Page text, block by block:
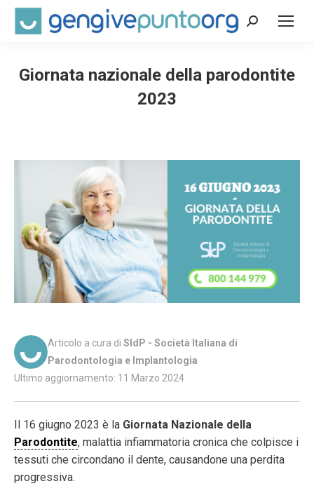
Cerca:
Giornata nazionale della parodontite
2023
Articolo a cura di SIdP - Società Italiana di
Parodontologia e Implantologia
Ultimo aggiornamento: 11 Marzo 2024
Il 16 giugno 2023 è la Giornata Nazionale della
Parodontite, malattia infiammatoria cronica che colpisce i
tessuti che circondano il dente, causandone una perdita
progressiva.